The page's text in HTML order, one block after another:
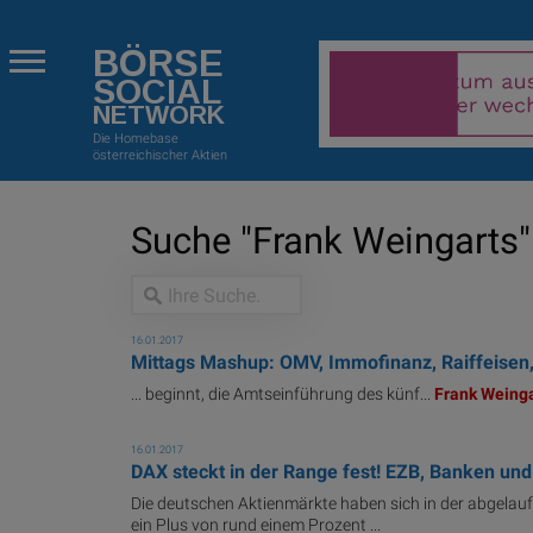
BÖRSE
SOCIAL
NETWORK
Die Homebase
österreichischer Aktien
Suche "Frank
16.01.2017
Mittags Mashup: OMV, Immofinanz,
... beginnt, die Amtseinführung des künf... Frank
16.01.2017
DAX steckt in der Range fest! EZB, Banken
Die deutschen Aktienmärkte haben sich in der
ein Plus von rund einem Prozent ...